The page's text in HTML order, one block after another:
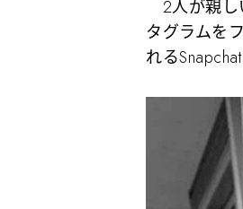
2人が親し
タグラムを
れる